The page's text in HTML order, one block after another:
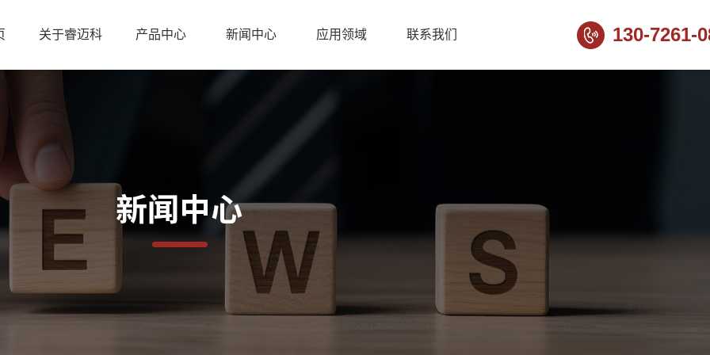
关于睿迈科 产品中心 新闻中心 应用领域 联系我们 130-7261-